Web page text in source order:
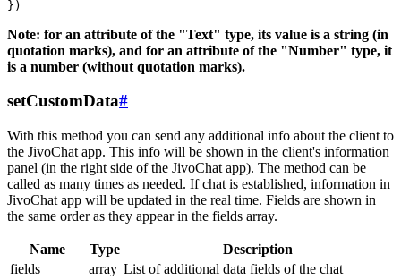
Note: for an attribute of the "Text" type, its value is a string (in
quotation marks), and for an attribute of the "Number" type, it
is a number (without quotation marks).
setCustomData#
With this method you can send any additional info about the client to
the JivoChat app. This info will be shown in the client's information
panel (in the right side of the JivoChat app). The method can be
called as many times as needed. If chat is established, information in
JivoChat app will be updated in the real time. Fields are shown in
the same order as they appear in the fields array.
Name Type
Description
fields
array List of additional data fields of the chat